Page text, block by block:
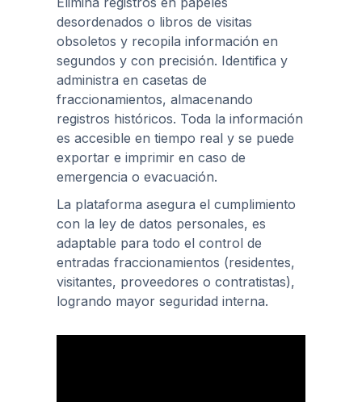
desordenados o libros de visitas
obsoletos y recopila información en
segundos y con precisión. Identifica y
administra en casetas de
fraccionamientos, almacenando
registros históricos. Toda la información
es accesible en tiempo real y se puede
exportar e imprimir en caso de
emergencia o evacuación.
La plataforma asegura el cumplimiento
con la ley de datos personales, es
adaptable para todo el control de
entradas fraccionamientos (residentes,
visitantes, proveedores o contratistas),
logrando mayor seguridad interna.